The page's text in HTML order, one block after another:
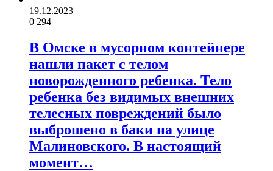
19.12.2023
0 294
В Омске в мусорном контейнере
нашли пакет с телом
новорожденного ребенка. Тело
ребенка без видимых внешних
телесных повреждений было
выброшено в баки на улице
Малиновского. В настоящий
момент…